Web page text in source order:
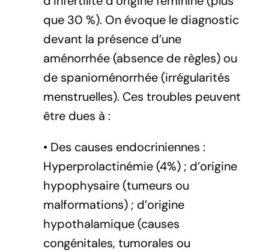
que 30 %). On évoque le diagnostic
devant la présence d’une
aménorrhée (absence de règles) ou
de spanioménorrhée (irrégularités
menstruelles). Ces troubles peuvent
être dues à :
• Des causes endocriniennes :
Hyperprolactinémie (4%) ; d’origine
hypophysaire (tumeurs ou
malformations) ; d’origine
hypothalamique (causes
congénitales, tumorales ou